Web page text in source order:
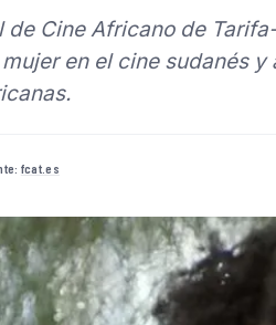
de Cine Africano de
en el cine sudanés
fcat.es